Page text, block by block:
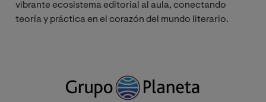
vibrante ecosistema editorial al aula, conectando
teoría y práctica en el corazón del mundo literario.